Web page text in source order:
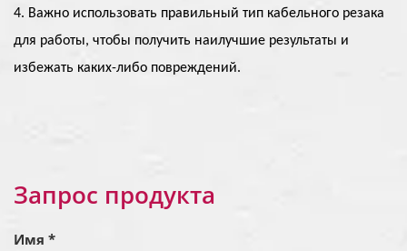
4. Важно использовать правильный тип кабельного резака
для работы, чтобы получить наилучшие результаты и
избежать каких-либо повреждений.
Запрос продукта
Имя *